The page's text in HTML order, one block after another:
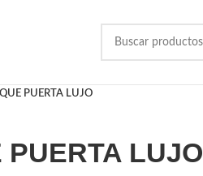
PUERTA LUJO
PUERTA LUJO